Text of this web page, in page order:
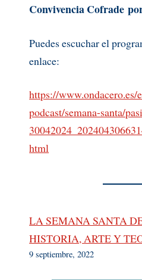
Convivencia Cofrade
Puedes escuchar el
enlace:
https://www.ondacero.es/
podcast/semana-santa/
html
LA SEMANA SANTA
HISTORIA, ARTE Y
9 septiembre, 2022